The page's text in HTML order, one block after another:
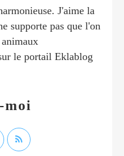
moi
J'aime la
supporte pas que l'on
le portail Eklablog